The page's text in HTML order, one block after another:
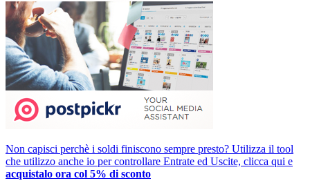
Non capisci perchè i soldi finiscono sempre presto? Utilizza il tool
che utilizzo anche io per controllare Entrate ed Uscite, clicca qui e
acquistalo ora col 5% di sconto